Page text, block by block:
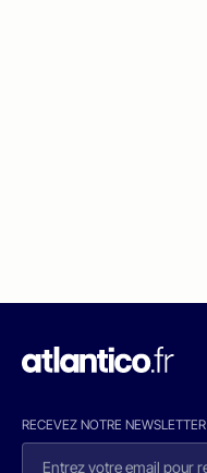
RECEVEZ NOTRE NEWSLETTER